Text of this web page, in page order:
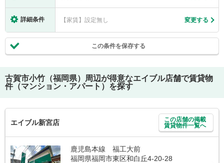
詳細条件 【家賃】設定無し 変更する
この条件を保存する
古賀市小竹（福岡県）
周辺が得意なエイブル店舗で賃貸物
件（マンション・アパート）を探す
エイブル新宮店
この店舗の掲載
賃貸物件一覧へ
鹿児島本線 福工大前
福岡県福岡市東区和白丘4-20-28